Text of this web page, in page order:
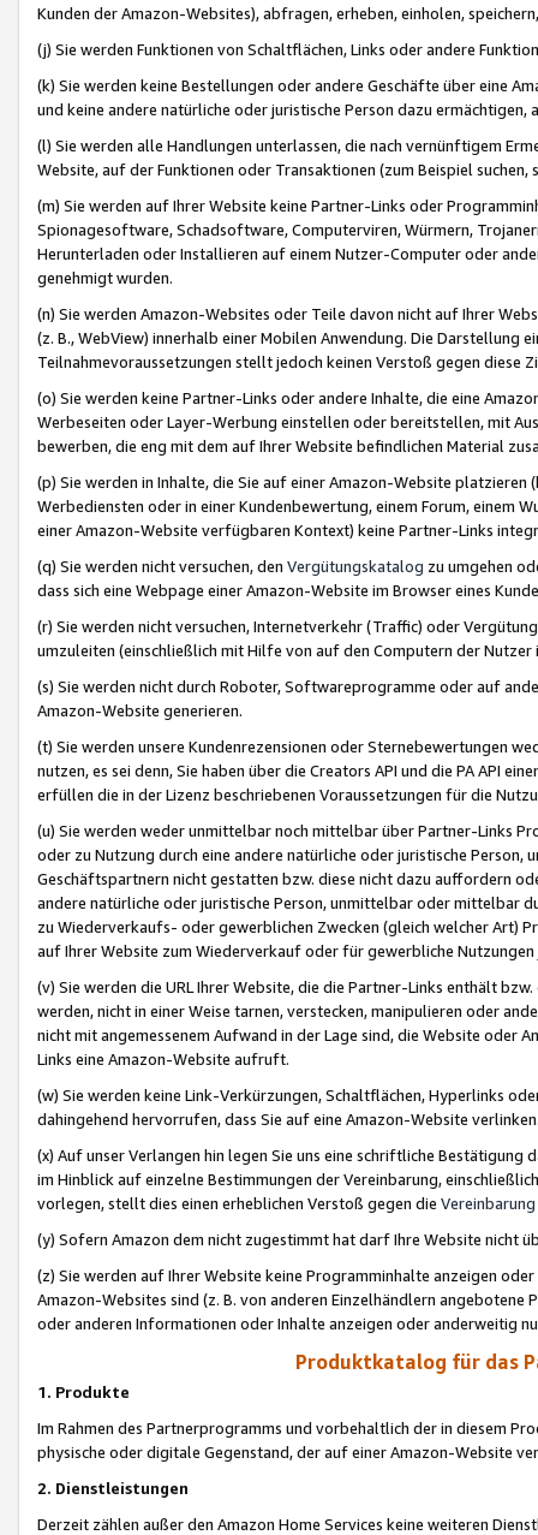
Kunden der Amazon-Websites), abfragen, erheben, einholen,
(j) Sie werden Funktionen von Schaltflächen, Links oder andere
(k) Sie werden keine Bestellungen oder andere Geschäfte über eine
und keine andere natürliche oder juristische Person dazu
(l) Sie werden alle Handlungen unterlassen, die nach vernünftigem
Website, auf der Funktionen oder Transaktionen (zum Beispiel
(m) Sie werden auf Ihrer Website keine Partner-Links oder
Spionagesoftware, Schadsoftware, Computerviren, Würmern,
Herunterladen oder Installieren auf einem Nutzer-Computer oder
genehmigt wurden.
(n) Sie werden Amazon-Websites oder Teile davon nicht auf Ihrer
(z. B., WebView) innerhalb einer Mobilen Anwendung. Die Darstellung
Teilnahmevoraussetzungen stellt jedoch keinen Verstoß gegen diese
(o) Sie werden keine Partner-Links oder andere Inhalte, die eine
Werbeseiten oder Layer-Werbung einstellen oder bereitstellen, mit
bewerben, die eng mit dem auf Ihrer Website befindlichen Material
(p) Sie werden in Inhalte, die Sie auf einer Amazon-Website
Werbediensten oder in einer Kundenbewertung, einem Forum, einem
einer Amazon-Website verfügbaren Kontext) keine Partner-Links
(q) Sie werden nicht versuchen, den Vergütungskatalog zu umgehen
dass sich eine Webpage einer Amazon-Website im Browser eines
(r) Sie werden nicht versuchen, Internetverkehr (Traffic) oder
umzuleiten (einschließlich mit Hilfe von auf den Computern der
(s) Sie werden nicht durch Roboter, Softwareprogramme oder auf
Amazon-Website generieren.
(t) Sie werden unsere Kundenrezensionen oder Sternebewertungen
nutzen, es sei denn, Sie haben über die Creators API und die PA API
erfüllen die in der Lizenz beschriebenen Voraussetzungen für die
(u) Sie werden weder unmittelbar noch mittelbar über Partner-Links
oder zu Nutzung durch eine andere natürliche oder juristische
Geschäftspartnern nicht gestatten bzw. diese nicht dazu auffordern
andere natürliche oder juristische Person, unmittelbar oder mittelbar
zu Wiederverkaufs- oder gewerblichen Zwecken (gleich welcher Art)
auf Ihrer Website zum Wiederverkauf oder für gewerbliche
(v) Sie werden die URL Ihrer Website, die die Partner-Links enthält
werden, nicht in einer Weise tarnen, verstecken, manipulieren oder
nicht mit angemessenem Aufwand in der Lage sind, die Website oder
Links eine Amazon-Website aufruft.
(w) Sie werden keine Link-Verkürzungen, Schaltflächen, Hyperlinks
dahingehend hervorrufen, dass Sie auf eine Amazon-Website
(x) Auf unser Verlangen hin legen Sie uns eine schriftliche
im Hinblick auf einzelne Bestimmungen der Vereinbarung,
vorlegen, stellt dies einen erheblichen Verstoß gegen die Vereinbarung
(y) Sofern Amazon dem nicht zugestimmt hat darf Ihre Website nicht
(z) Sie werden auf Ihrer Website keine Programminhalte anzeigen
Amazon-Websites sind (z. B. von anderen Einzelhändlern
oder anderen Informationen oder Inhalte anzeigen oder anderweitig
Produktkatalog für das
1. Produkte
Im Rahmen des Partnerprogramms und vorbehaltlich der in diesem
physische oder digitale Gegenstand, der auf einer Amazon-Website
2. Dienstleistungen
Derzeit zählen außer den Amazon Home Services keine weiteren